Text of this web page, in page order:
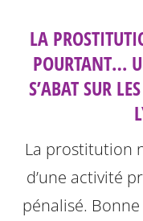
LA
POURTANT…
S’ABAT SUR
La prostitution
d’une activité
pénalisé.